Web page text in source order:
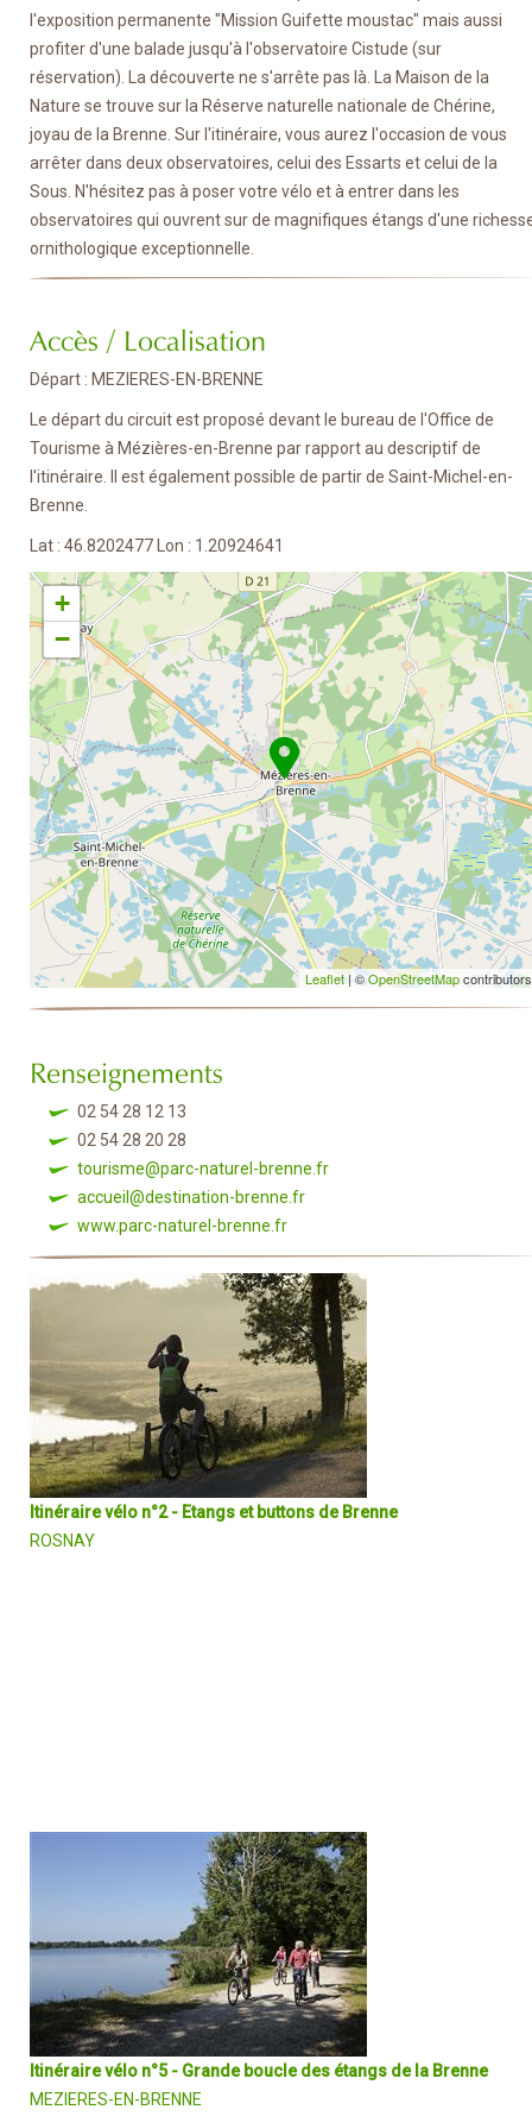
l'exposition permanente "Mission Guifette moustac" mais aussi
profiter d'une balade jusqu'à l'observatoire Cistude (sur
réservation). La découverte ne s'arrête pas là. La Maison de la
Nature se trouve sur la Réserve naturelle nationale de Chérine,
joyau de la Brenne. Sur l'itinéraire, vous aurez l'occasion de vous
arrêter dans deux observatoires, celui des Essarts et celui de la
Sous. N'hésitez pas à poser votre vélo et à entrer dans les
observatoires qui ouvrent sur de magnifiques étangs d'une
ornithologique exceptionnelle.
Accès / Localisation
Départ : MEZIERES-EN-BRENNE
Le départ du circuit est proposé devant le bureau de l'Office de
Tourisme à Mézières-en-Brenne par rapport au descriptif de
l'itinéraire. Il est également possible de partir de Saint-Michel-en-
Brenne.
Lat : 46.8202477 Lon : 1.20924641
+
−
Leaflet | ©OpenStreetMapcontributors
Renseignements
02 54 28 12 13
02 54 28 20 28
tourisme@parc-naturel-brenne.fr
accueil@destination-brenne.fr
www.parc-naturel-brenne.fr
Itinéraire vélo n°2 - Etangs et buttons de Brenne
ROSNAY
Itinéraire vélo n°5 - Grande boucle des étangs de la Brenne
MEZIERES-EN-BRENNE